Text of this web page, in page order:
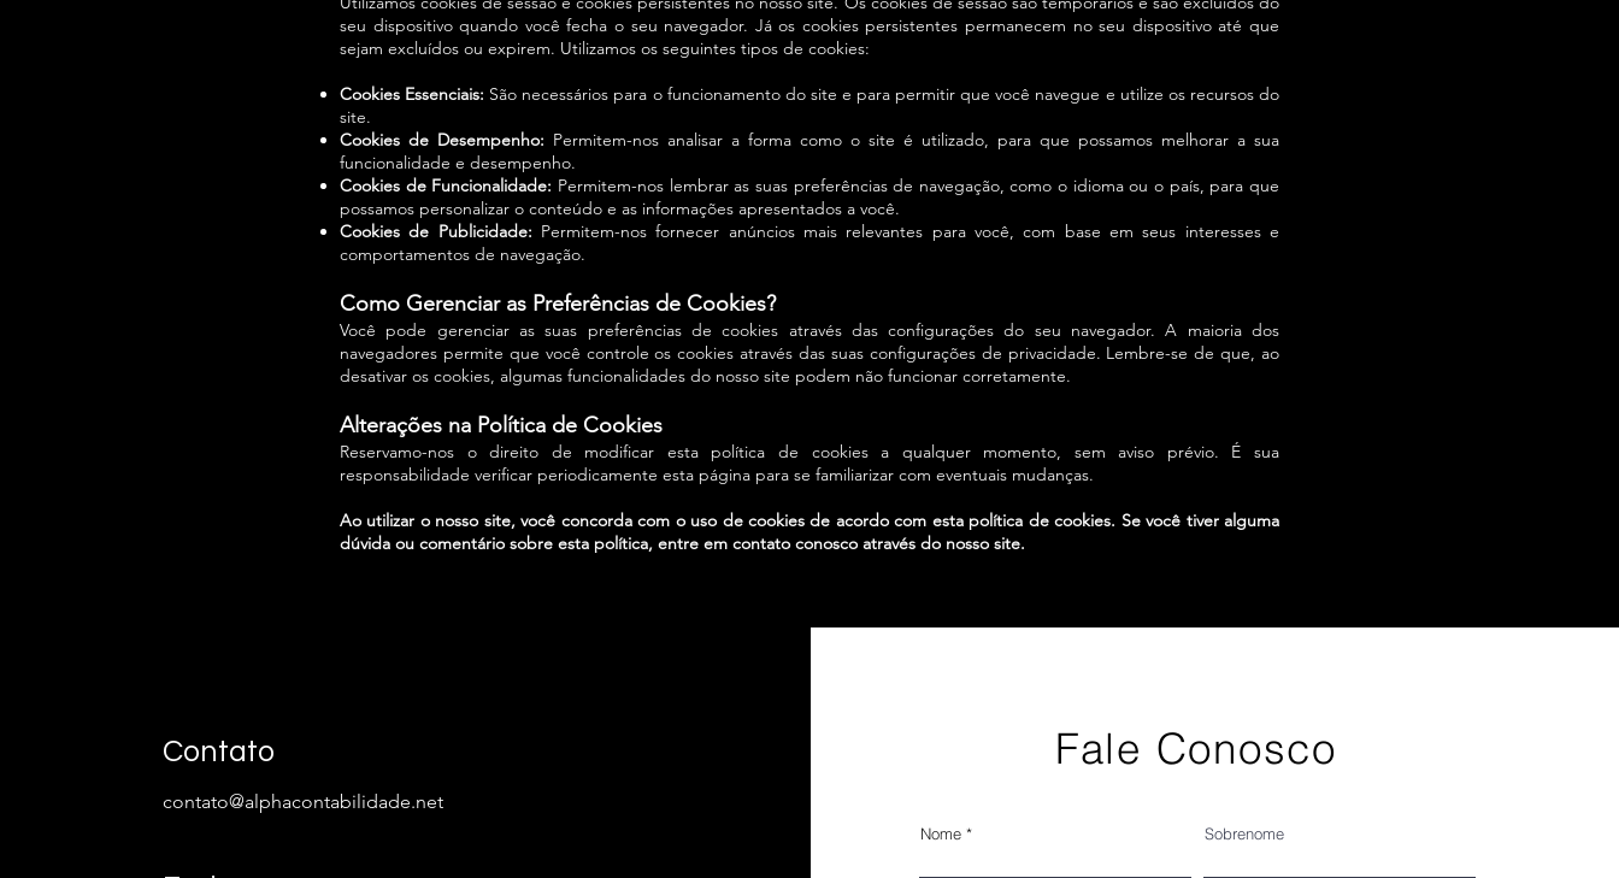
seu dispositivo quando você fecha o seu navegador. Já os cookies persistentes permanecem no seu dispositivo até que
sejam excluídos ou expirem. Utilizamos os seguintes tipos de cookies:
Cookies Essenciais: São necessários para o funcionamento do site e para permitir que você navegue e utilize os recursos do
site.
Cookies de Desempenho: Permitem-nos analisar a forma como o site é utilizado, para que possamos melhorar a sua
funcionalidade e desempenho.
Cookies de Funcionalidade: Permitem-nos lembrar as suas preferências de navegação, como o idioma ou o país, para que
possamos personalizar o conteúdo e as informações apresentados a você.
Cookies de Publicidade: Permitem-nos fornecer anúncios mais relevantes para você, com base em seus interesses e
comportamentos de navegação.
Como Gerenciar as Preferências de Cookies?
Você pode gerenciar as suas preferências de cookies através das configurações do seu navegador. A maioria dos
navegadores permite que você controle os cookies através das suas configurações de privacidade. Lembre-se de que, ao
desativar os cookies, algumas funcionalidades do nosso site podem não funcionar corretamente.
Alterações na Política de Cookies
Reservamo-nos o direito de modificar esta política de cookies a qualquer momento, sem aviso prévio. É sua
responsabilidade verificar periodicamente esta página para se familiarizar com eventuais mudanças.
Ao utilizar o nosso site, você concorda com o uso de cookies de acordo com esta política de cookies. Se você tiver alguma
dúvida ou comentário sobre esta política, entre em contato conosco através do nosso site.
Contato
contato@alphacontabilidade.net
Fale Conosco
Nome Sobrenome